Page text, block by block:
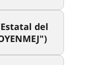
del